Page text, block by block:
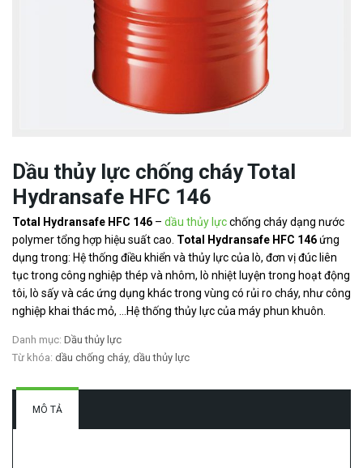
Dầu thủy lực chống cháy Total
Hydransafe HFC 146
Total Hydransafe HFC 146 – dầu thủy lựcchống cháy dạng nước
polymer tổng hợp hiệu suất cao. Total Hydransafe HFC 146 ứng
dụng trong: Hệ thống điều khiển và thủy lực của lò, đơn vị đúc liên
tục trong công nghiệp thép và nhôm, lò nhiệt luyện trong hoạt động
tôi, lò sấy và các ứng dụng khác trong vùng có rủi ro cháy, như công
nghiệp khai thác mỏ, …Hệ thống thủy lực của máy phun khuôn.
Danh mục: Dầu thủy lực
Từ khóa: dầu chống cháy, dầu thủy lực
MÔ TẢ